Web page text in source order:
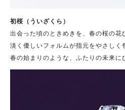
初桜（ういざくら）
出会った頃のときめきを、春の桜の花
淡く優しいフォルムが指元をやさしく
春の始まりのような、ふたりの未来に